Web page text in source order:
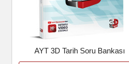
AYT 3D Tarih Soru Bankası